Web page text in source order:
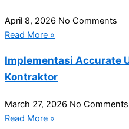
April 8, 2026 No Comments
Read More »
Implementasi Accurate
Kontraktor
March 27, 2026 No Comments
Read More »